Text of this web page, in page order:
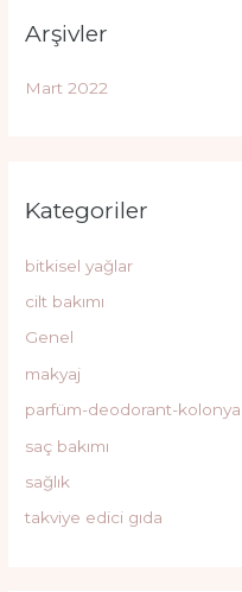
Arşivler
Mart 2022
Kategoriler
bitkisel yağlar
cilt bakımı
Genel
makyaj
parfüm-deodorant-kolonya
saç bakımı
sağlık
takviye edici gıda